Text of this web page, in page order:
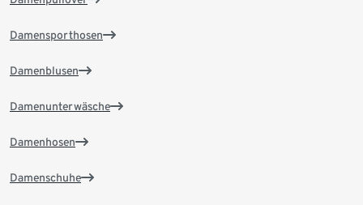
Damensporthosen
Damenblusen
Damenunterwäsche
Damenhosen
Damenschuhe